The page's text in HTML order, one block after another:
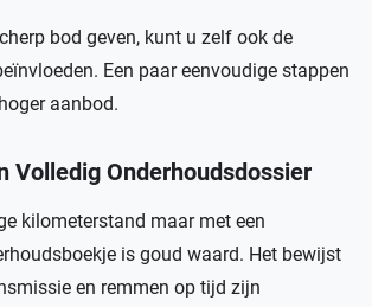
bod geven, kunt u zelf ook de
Een paar eenvoudige stappen
aanbod.
Volledig Onderhoudsdossier
kilometerstand maar met een
is goud waard. Het bewijst
en remmen op tijd zijn